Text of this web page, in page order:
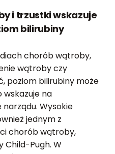
i trzustki wskazuje
bilirubiny
chorób wątroby,
wątroby czy
poziom bilirubiny może
wskazuje na
Wysokie
jednym z
chorób wątroby,
Child-Pugh. W